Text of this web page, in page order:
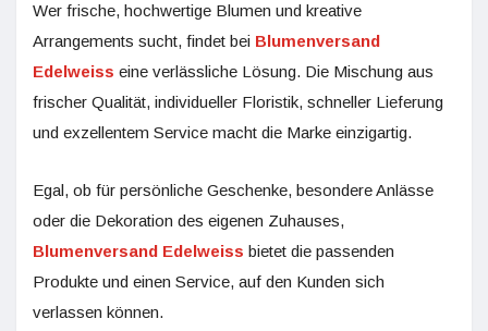
Wer frische, hochwertige Blumen und kreative
Arrangements sucht, findet bei Blumenversand
Edelweiss eine verlässliche Lösung. Die Mischung aus
frischer Qualität, individueller Floristik, schneller Lieferung
und exzellentem Service macht die Marke einzigartig.
Egal, ob für persönliche Geschenke, besondere Anlässe
oder die Dekoration des eigenen Zuhauses,
Blumenversand Edelweiss bietet die passenden
Produkte und einen Service, auf den Kunden sich
verlassen können.